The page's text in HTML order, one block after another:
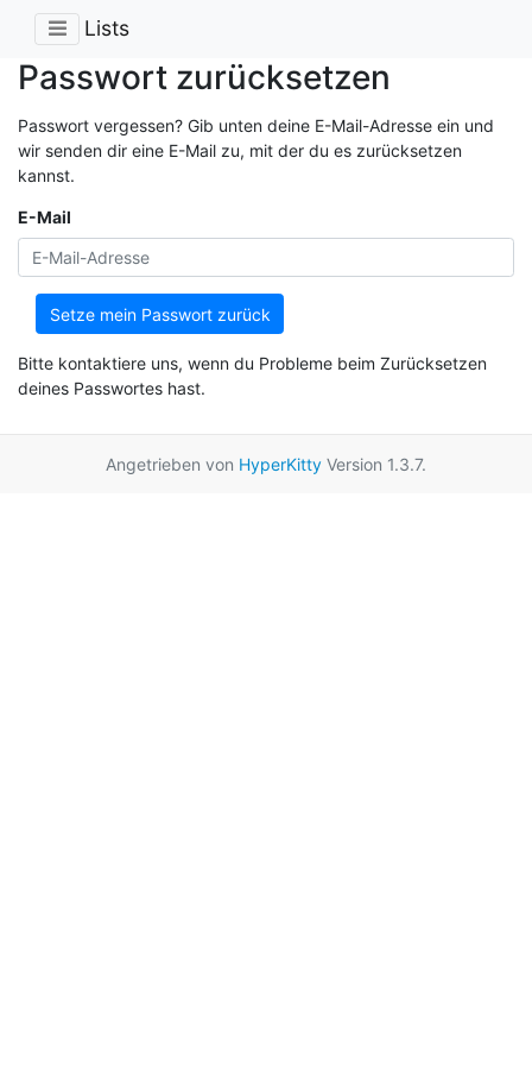
Lists
Passwort zurücksetzen
Passwort vergessen? Gib unten deine E-Mail-Adresse ein und
wir senden dir eine E-Mail zu, mit der du es zurücksetzen
kannst.
E-Mail
Setze mein Passwort zurück
Bitte kontaktiere uns, wenn du Probleme beim Zurücksetzen
deines Passwortes hast.
Angetrieben von HyperKitty Version 1.3.7.